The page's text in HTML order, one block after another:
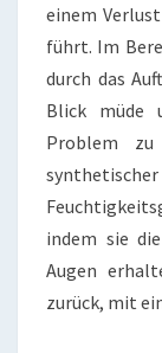
einem
führt. Im
durch das
Blick müde
Problem
indem sie
Augen
zurück, mit